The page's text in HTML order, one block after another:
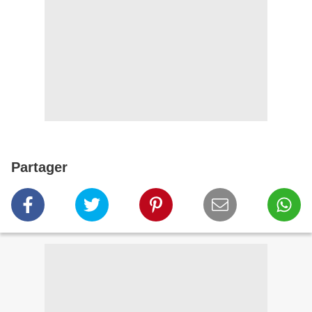
Partager